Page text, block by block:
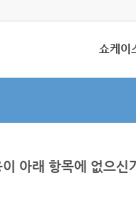
쇼케이
아래 항목에 없으신